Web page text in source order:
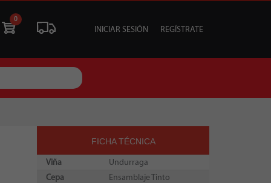
TU EVENTO
0
INICIAR SESIÓN REGÍSTRATE
FICHA TÉCNICA
Viña
Undurraga
Cepa
Ensamblaje Tinto